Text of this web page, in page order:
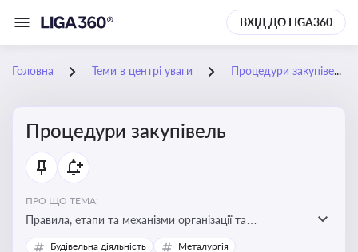
ВХІД ДО LIGA360
Головна Теми в центрі уваги Процедури закупівель
Процедури закупівель
ПРО ЩО ТЕМА:
Правила, етапи та механізми організації та
проведення закупівель товарів, робіт та послуг за
Будівельна діяльність
Металургія